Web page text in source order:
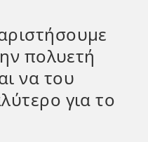
πολυετή
να του
για το